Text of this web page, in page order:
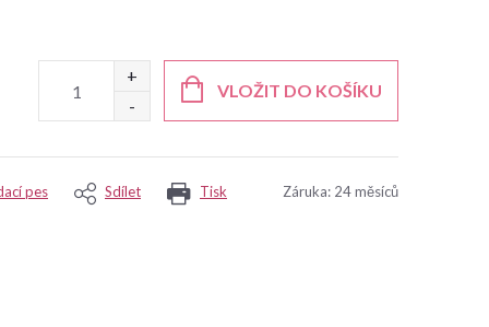
VLOŽIT DO KOŠÍKU
Tisk
pes Sdílet Záruka: 24 měsíců